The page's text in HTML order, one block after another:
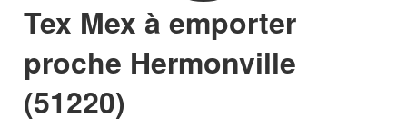
Tex Mex à emporter
proche Hermonville
(51220)